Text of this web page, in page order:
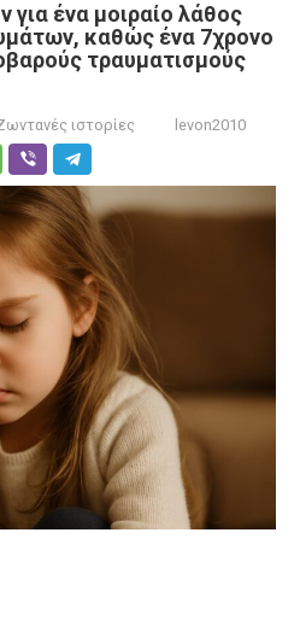
για ένα μοιραίο λάθος
καθώς ένα 7χρονο
τραυματισμούς
ιστορίες levon2010